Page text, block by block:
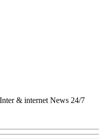
& internet News 24/7